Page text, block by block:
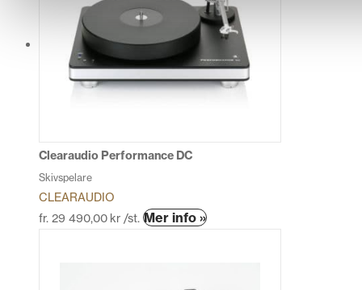
Clearaudio Performance DC
Skivspelare
CLEARAUDIO
fr. 29 490,00 kr /st. Mer info »Den